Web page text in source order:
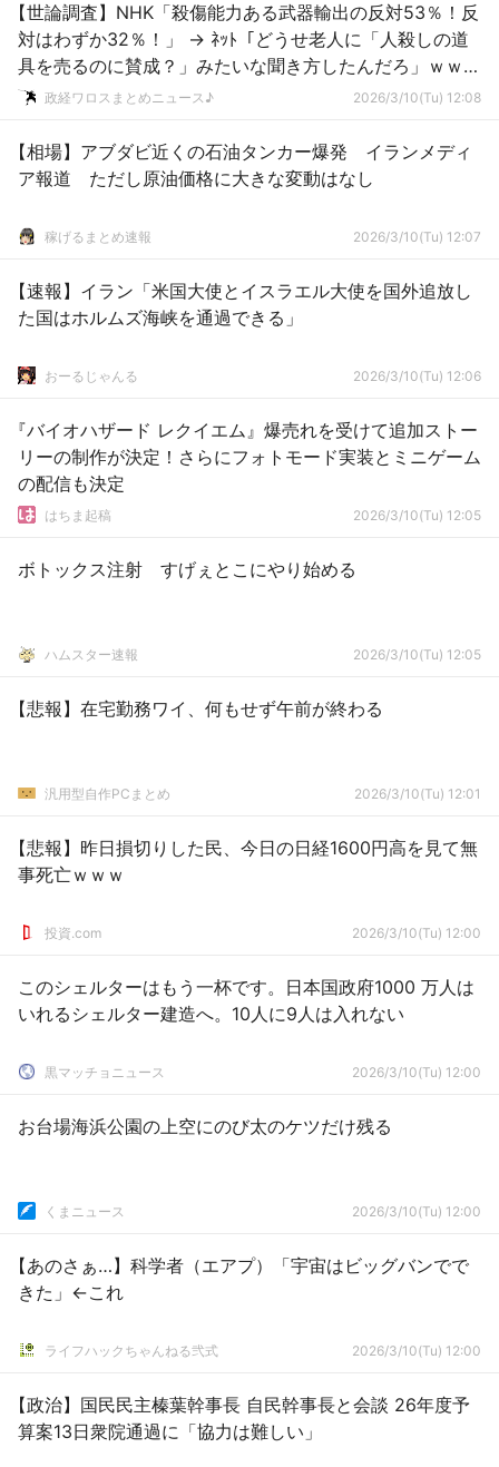
【世論調査】NHK「殺傷能力ある武器輸出の反対53％！反
対はわずか32％！」 → ﾈｯﾄ「どうせ老人に「人殺しの道
具を売るのに賛成？」みたいな聞き方したんだろ」ｗｗｗ
ｗｗｗｗｗ
政経ワロスまとめニュース♪ 2026/3/10(Tu) 12:08
【相場】アブダビ近くの石油タンカー爆発 イランメディ
ア報道 ただし原油価格に大きな変動はなし
稼げるまとめ速報 2026/3/10(Tu) 12:07
【速報】イラン「米国大使とイスラエル大使を国外追放し
た国はホルムズ海峡を通過できる」
おーるじゃんる 2026/3/10(Tu) 12:06
『バイオハザード レクイエム』爆売れを受けて追加ストー
リーの制作が決定！さらにフォトモード実装とミニゲーム
の配信も決定
はちま起稿 2026/3/10(Tu) 12:05
ボトックス注射 すげぇとこにやり始める
ハムスター速報 2026/3/10(Tu) 12:05
【悲報】在宅勤務ワイ、何もせず午前が終わる
汎用型自作PCまとめ 2026/3/10(Tu) 12:01
【悲報】昨日損切りした民、今日の日経1600円高を見て無
事死亡ｗｗｗ
投資.com 2026/3/10(Tu) 12:00
このシェルターはもう一杯です。日本国政府1000 万人は
いれるシェルター建造へ。10人に9人は入れない
黒マッチョニュース 2026/3/10(Tu) 12:00
お台場海浜公園の上空にのび太のケツだけ残る
くまニュース 2026/3/10(Tu) 12:00
【あのさぁ…】科学者（エアプ）「宇宙はビッグバンでで
きた」←これ
ライフハックちゃんねる弐式 2026/3/10(Tu) 12:00
【政治】国民民主榛葉幹事長 自民幹事長と会談 26年度予
算案13日衆院通過に「協力は難しい」